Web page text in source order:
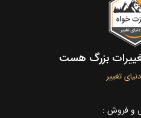
تغییرات بزرگ هست
تغییر
و فروش :